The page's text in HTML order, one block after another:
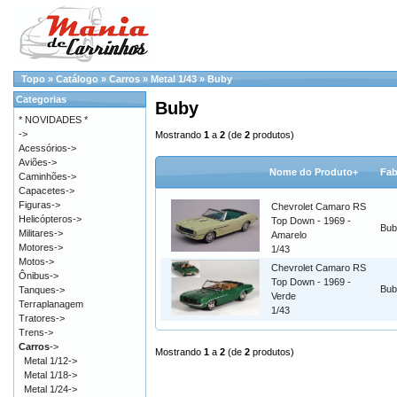
Topo » Catálogo » Carros » Metal 1/43 » Buby
Buby
Mostrando 1 a 2 (de 2 produtos)
Nome do Produto+
Chevrolet Camaro RS
Top Down - 1969 -
Amarelo
1/43
Chevrolet Camaro RS
Top Down - 1969 -
Verde
1/43
Mostrando 1 a 2 (de 2 produtos)
Categorias
* NOVIDADES *
->
Acessórios->
Aviões->
Caminhões->
Capacetes->
Figuras->
Helicópteros->
Militares->
Motores->
Motos->
Ônibus->
Tanques->
Terraplanagem
Tratores->
Trens->
Carros->
Metal 1/12->
Metal 1/18->
Metal 1/24->